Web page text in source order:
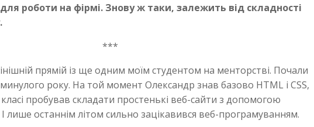
роботи на фірмі. Знову ж таки, залежить від складності
***
прямій із ще одним моїм студентом на менторстві. Почали
року. На той момент Олександр знав базово HTML i CSS,
пробував складати простенькі веб-сайти з допомогою
лише останнім літом сильно зацікавився веб-програмуванням.